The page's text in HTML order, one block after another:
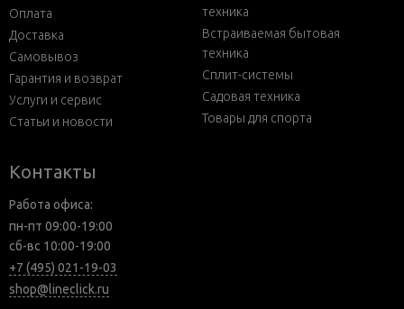
Оплата
Доставка
Самовывоз
Гарантия и возврат
Услуги и сервис
Статьи и новости
техника
Встраиваемая бытовая
техника
Сплит-системы
Садовая техника
Товары для спорта
Контакты
Работа офиса:
пн-пт 09:00-19:00
сб-вс 10:00-19:00
+7 (495) 021-19-03
shop@lineclick.ru